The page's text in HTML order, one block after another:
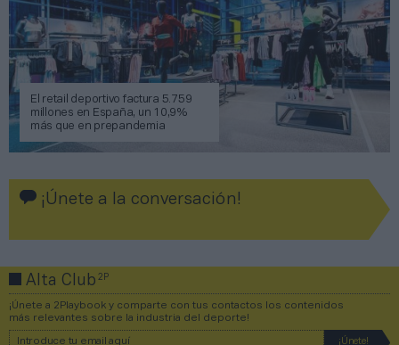
El retail deportivo factura 5.759
millones en España, un 10,9%
más que en prepandemia
¡Únete a la conversación!
Alta Club2P
¡Únete a 2Playbook y comparte con tus contactos los contenidos
más relevantes sobre la industria del deporte!